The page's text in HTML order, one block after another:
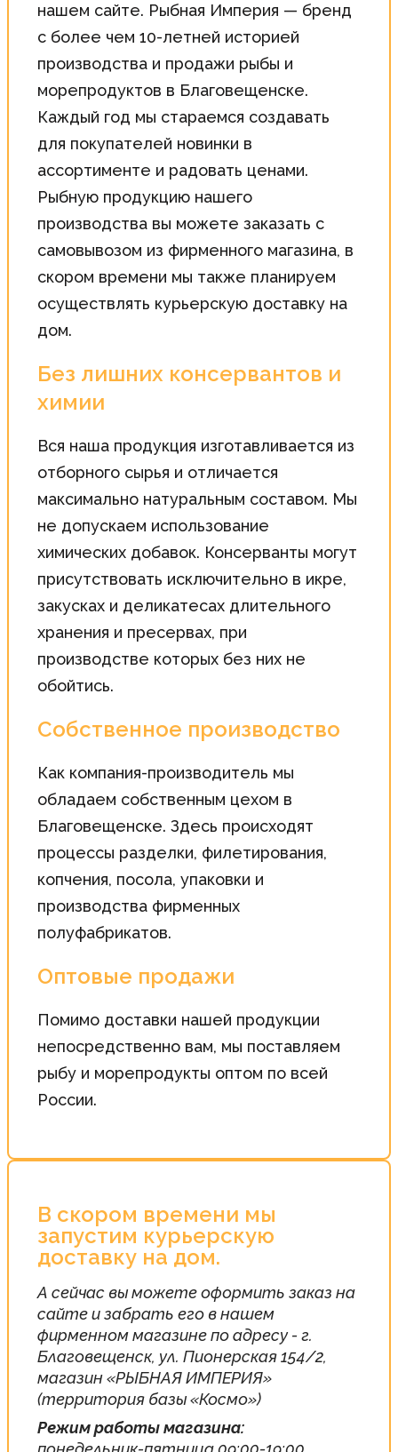
нашем сайте. Рыбная Империя — бренд
с более чем 10-летней историей
производства и продажи рыбы и
морепродуктов в Благовещенске.
Каждый год мы стараемся создавать
для покупателей новинки в
ассортименте и радовать ценами.
Рыбную продукцию нашего
производства вы можете заказать с
самовывозом из фирменного магазина, в
скором времени мы также планируем
осуществлять курьерскую доставку на
дом.
Без лишних консервантов и
химии
Вся наша продукция изготавливается из
отборного сырья и отличается
максимально натуральным составом. Мы
не допускаем использование
химических добавок. Консерванты могут
присутствовать исключительно в икре,
закусках и деликатесах длительного
хранения и пресервах, при
производстве которых без них не
обойтись.
Собственное производство
Как компания-производитель мы
обладаем собственным цехом в
Благовещенске. Здесь происходят
процессы разделки, филетирования,
копчения, посола, упаковки и
производства фирменных
полуфабрикатов.
Оптовые продажи
Помимо доставки нашей продукции
непосредственно вам, мы поставляем
рыбу и морепродукты оптом по всей
России.
В скором времени мы
запустим курьерскую
доставку на дом.
А сейчас вы можете оформить заказ на
сайте и забрать его в нашем
фирменном магазине по адресу - г.
Благовещенск, ул. Пионерская 154/2,
магазин «РЫБНАЯ ИМПЕРИЯ»
(территория базы «Космо»)
Режим работы магазина: